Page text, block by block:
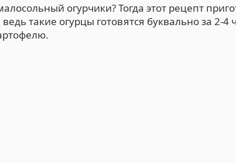
огурчики? Тогда этот рецепт
такие огурцы готовятся буквально за 2-